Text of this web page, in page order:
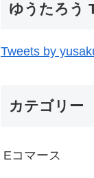
ゆうたろう
Tweets by
カテゴリー
Eコマース